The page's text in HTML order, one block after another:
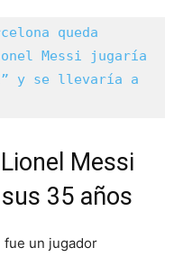
queda
Messi jugaría
y se llevaría a
Messi
35 años
fue un jugador